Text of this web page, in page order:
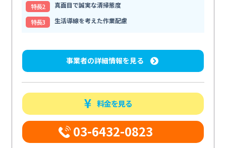
特⻑2
真面目で誠実な清掃態度
特⻑3
生活導線を考えた作業配慮
事業者の詳細情報を見る
料金を見る
03-6432-0823